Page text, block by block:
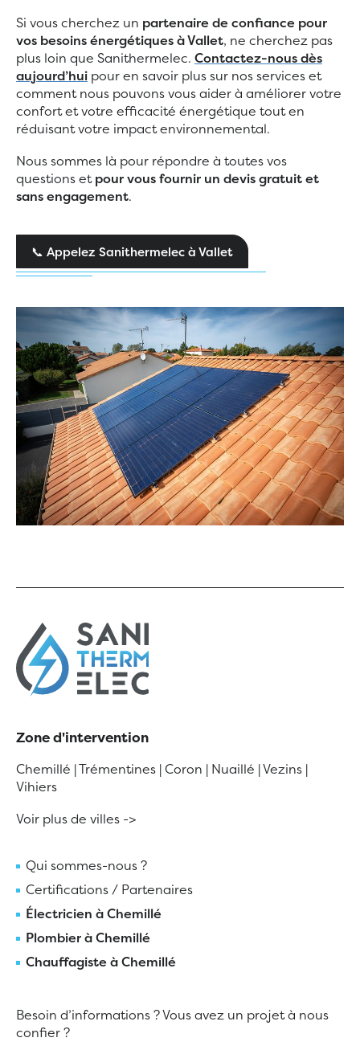
Si vous cherchez un partenaire de confiance pour
vos besoins énergétiques à Vallet, ne cherchez pas
plus loin que Sanithermelec. Contactez-nous dès
aujourd’hui pour en savoir plus sur nos services et
comment nous pouvons vous aider à améliorer votre
confort et votre efficacité énergétique tout en
réduisant votre impact environnemental.
Nous sommes là pour répondre à toutes vos
questions etpour vous fournir un devis gratuit et
sans engagement.
📞 Appelez Sanithermelec à Vallet
Zone d'intervention
Chemillé |Trémentines |Coron | Nuaillé |Vezins |
Vihiers
Voir plus de villes ->
Qui sommes-nous ?
Certifications / Partenaires
Électricien à Chemillé
Plombier à Chemillé
Chauffagiste à Chemillé
Besoin d’informations ? Vous avez un projet à nous
confier ?